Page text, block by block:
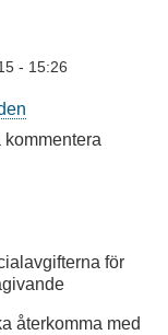
- 15:26
kommentera
för
återkomma med